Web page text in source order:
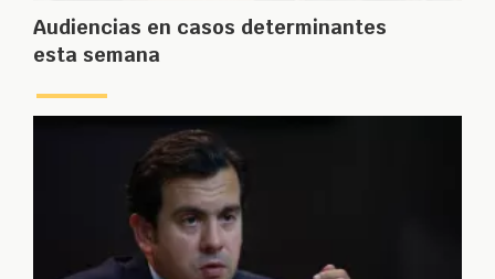
Audiencias en casos determinantes
esta semana